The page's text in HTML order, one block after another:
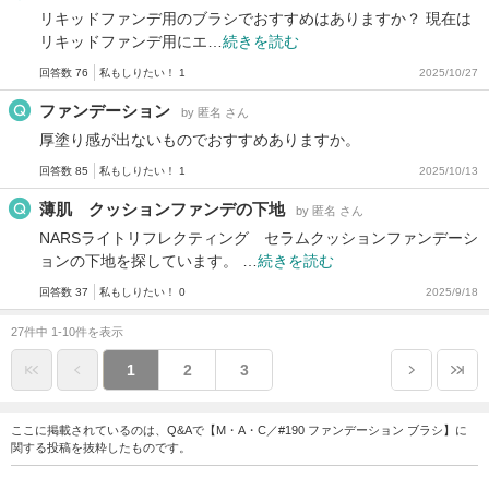
リキッドファンデ用のブラシでおすすめはありますか？ 現在は
リキッドファンデ用にエ… 続きを読む
回答数 76 私もしりたい！ 1 2025/10/27
ファンデーション by 匿名 さん
厚塗り感が出ないものでおすすめありますか。
回答数 85 私もしりたい！ 1 2025/10/13
薄肌 クッションファンデの下地 by 匿名 さん
NARSライトリフレクティング セラムクッションファンデーシ
ョンの下地を探しています。 … 続きを読む
回答数 37 私もしりたい！ 0 2025/9/18
27件中 1-10件を表示
1 2 3
ここに掲載されているのは、Q&Aで【M・A・C／#190 ファンデーション ブラシ】に
関する投稿を抜粋したものです。